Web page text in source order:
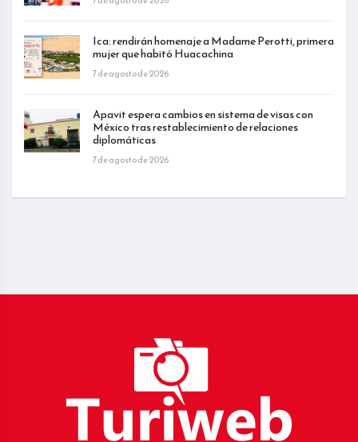
Ica: rendirán homenaje a Madame Perotti, primera
mujer que habitó Huacachina
7 de agosto de 2026
Apavit espera cambios en sistema de visas con
México tras restablecimiento de relaciones
diplomáticas
7 de agosto de 2026